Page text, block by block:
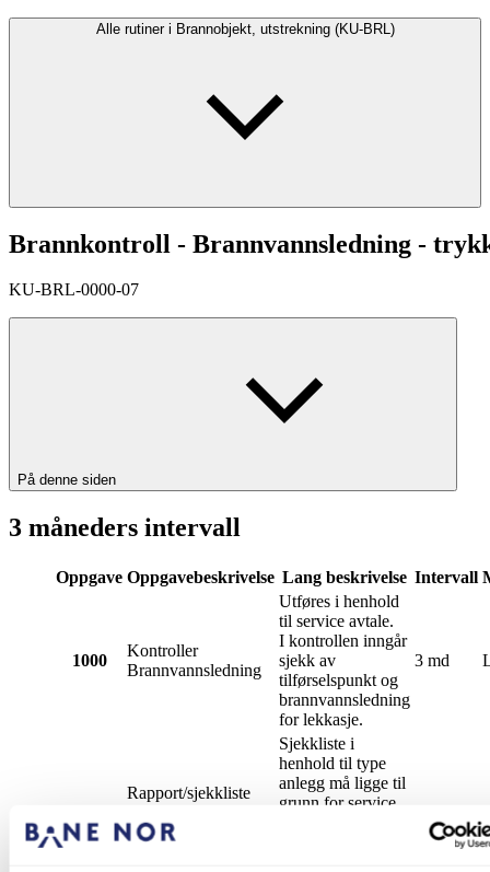
Alle rutiner i Brannobjekt, utstrekning (KU-BRL)
Brannkontroll - Brannvannsledning -
KU-BRL-0000-07
På denne siden
3 måneders intervall
Oppgave Oppgavebeskrivelse Lang beskrivelse Intervall
1000
Kontroller
Brannvannsledning
Utføres i henhold
til service avtale.
I kontrollen inngår
sjekk av
tilførselspunkt og
brannvannsledning
for lekkasje.
3 md
Rapport/sjekkliste
entreprenør
Sjekkliste i
henhold til type
anlegg må ligge til
grunn for service